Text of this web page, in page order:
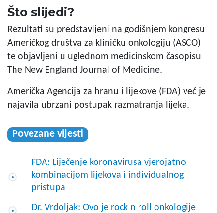
Što slijedi?
Rezultati su predstavljeni na godišnjem kongresu
Američkog društva za kliničku onkologiju (ASCO)
te objavljeni u uglednom medicinskom časopisu
The New England Journal of Medicine.
Američka Agencija za hranu i lijekove (FDA) već je
najavila ubrzani postupak razmatranja lijeka.
Povezane vijesti
FDA: Liječenje koronavirusa vjerojatno
kombinacijom lijekova i individualnog
pristupa
Dr. Vrdoljak: Ovo je rock n roll onkologije